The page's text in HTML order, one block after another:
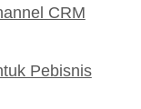
CRM
Pebisnis